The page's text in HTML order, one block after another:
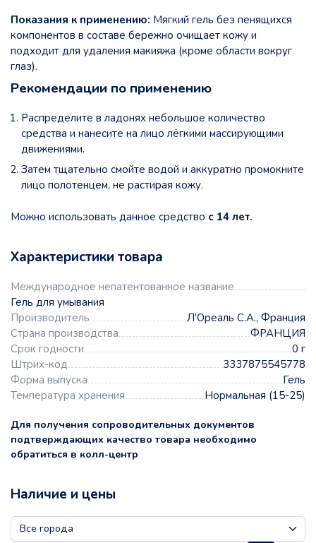
Показания к применению: Мягкий гель без пенящихся
компонентов в составе бережно очищает кожу и
подходит для удаления макияжа (кроме области вокруг
глаз).
Рекомендации по применению
Распределите в ладонях небольшое количество
средства и нанесите на лицо лёгкими массирующими
движениями.
Затем тщательно смойте водой и аккуратно промокните
лицо полотенцем, не растирая кожу.
Можно использовать данное средство с 14 лет.
Характеристики товара
Международное непатентованное название
Гель для умывания
Производитель
Л'Ореаль С.А., Франция
Страна производства
ФРАНЦИЯ
Срок годности
0 г
Штрих-код
3337875545778
Форма выпуска
Гель
Температура хранения
Нормальная (15-25)
Для получения сопроводительных документов
подтверждающих качество товара необходимо
обратиться в колл-центр
Наличие и цены